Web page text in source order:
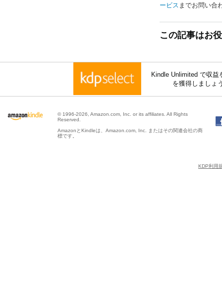
ービス までお問い合
この記事はお
Kindle Unlimited で収
を獲得しましょ
© 1996-2026, Amazon.com, Inc. or its affiliates. All Rights
Reserved.
AmazonとKindleは、Amazon.com, Inc. またはその関連会社の商
標です。
KDP利用